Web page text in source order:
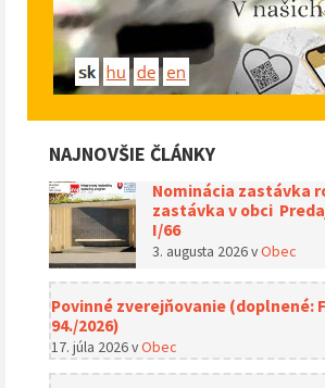
NAJNOVŠIE ČLÁNKY
Nominácia zastávka
zastávka v obci
I/66
3. augusta 2026vObec
Povinné zverejňovanie (doplnené:
94./2026)
17. júla 2026vObec